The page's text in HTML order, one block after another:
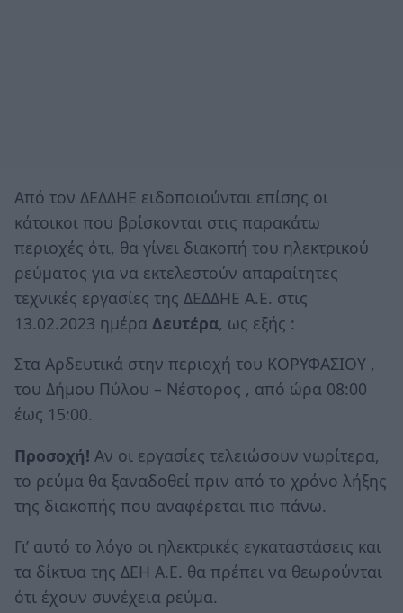
Από τον ΔΕΔΔΗΕ ειδοποιούνται επίσης οι
κάτοικοι που βρίσκονται στις παρακάτω
περιοχές ότι, θα γίνει διακοπή του ηλεκτρικού
ρεύματος για να εκτελεστούν απαραίτητες
τεχνικές εργασίες της ΔΕΔΔΗΕ Α.Ε. στις
13.02.2023 ημέρα Δευτέρα, ως εξής :
Στα Αρδευτικά στην περιοχή του ΚΟΡΥΦΑΣΙΟΥ ,
του Δήμου Πύλου – Νέστορος , από ώρα 08:00
έως 15:00.
Προσοχή! Αν οι εργασίες τελειώσουν νωρίτερα,
το ρεύμα θα ξαναδοθεί πριν από το χρόνο λήξης
της διακοπής που αναφέρεται πιο πάνω.
Γι’ αυτό το λόγο οι ηλεκτρικές εγκαταστάσεις και
τα δίκτυα της ΔΕΗ Α.Ε. θα πρέπει να θεωρούνται
ότι έχουν συνέχεια ρεύμα.